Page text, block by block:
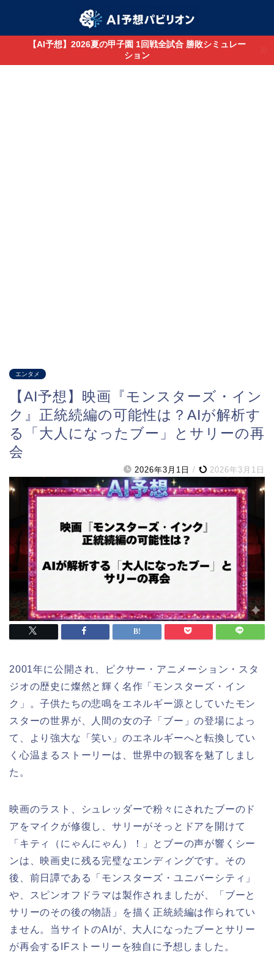
【AI予想】2026夏の甲子園 1回戦全試合 勝敗シミュレー
ション
エンタメ
【AI予想】映画『モンスターズ・イン
ク』正統続編の可能性は？AIが解析す
る「大人になったブー」とサリーの再
会
2026年3月1日 / 2026年3月1日
2001年に公開され、ピクサー・アニメーション・スタ
ジオの歴史に燦然と輝く名作「モンスターズ・イン
ク」。子供たちの悲鳴をエネルギー源としていたモン
スターの世界が、人間の女の子「ブー」の登場によっ
て、より強大な「笑い」のエネルギーへと転換してい
く心温まるストーリーは、世界中の観客を魅了しまし
た。
映画のラスト、シュレッダーで粉々にされたブーのド
アをマイクが修復し、サリーがそっとドアを開けて
「キティ（にゃんにゃん）！」とブーの声が響くシー
ンは、映画史に残る完璧なエンディングです。その
後、前日譚である「モンスターズ・ユニバーシティ」
や、スピンオフドラマは製作されましたが、「ブーと
サリーのその後の物語」を描く正統続編は作られてい
ません。当サイトのAIが、大人になったブーとサリー
が再会するIFストーリーを独自に予想しました。